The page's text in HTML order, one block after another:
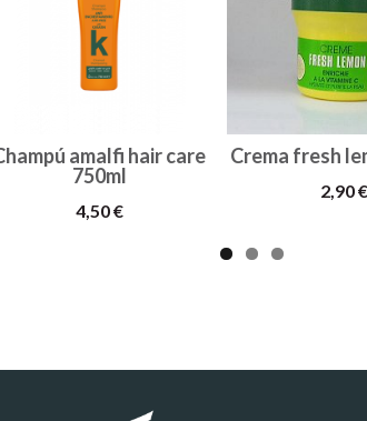
amalfi hair care
750ml
4,50 €
Crema fresh
2,90 €